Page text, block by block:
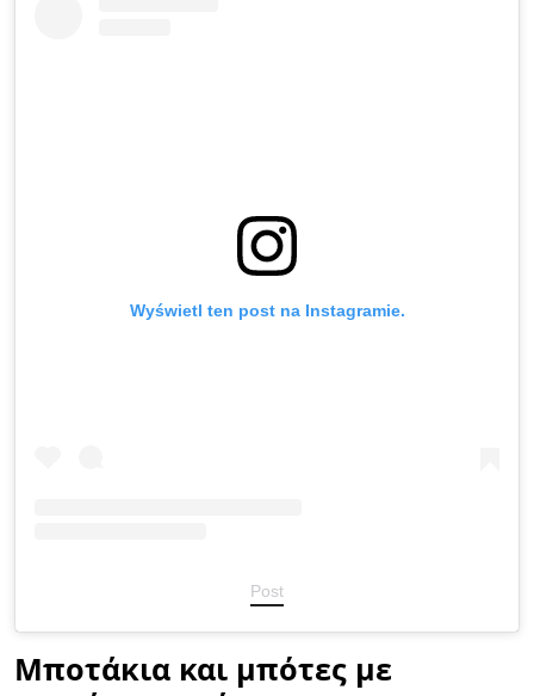
Wyświetl ten post na Instagramie.
Post
Μποτάκια και μπότες με